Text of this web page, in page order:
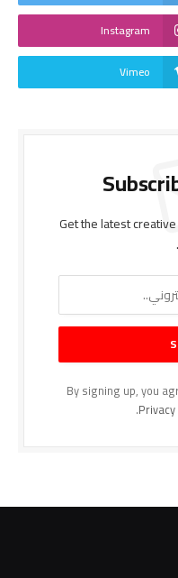
Instagram
Vimeo
Get the latest